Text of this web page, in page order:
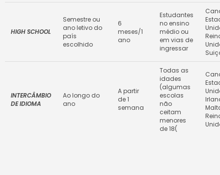
HIGH SCHOOL
Semestre ou
ano letivo do
país
escolhido
6
meses/1
ano
Estudantes
no ensino
médio ou
em vias de
ingressar
INTERCÂMBIO
DE IDIOMA
Ao longo do
ano
A partir
de 1
semana
Todas as
idades
(algumas
escolas
não
ceitam
menores
de 18(